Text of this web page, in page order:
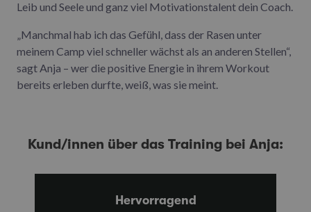
Leib und Seele und ganz viel Motivationstalent dein Coach.
„Manchmal hab ich das Gefühl, dass der Rasen unter
meinem Camp viel schneller wächst als an anderen Stellen“,
sagt Anja – wer die positive Energie in ihrem Workout
bereits erleben durfte, weiß, was sie meint.
Kund/innen über das Training bei Anja:
Hervorragend